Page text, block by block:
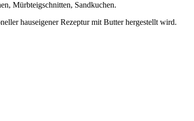
Mürbteigschnitten, Sandkuchen.
hauseigener Rezeptur mit Butter hergestellt wird.